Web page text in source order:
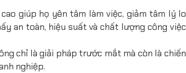
giúp họ yên tâm làm việc, giảm tâm lý lo
an toàn, hiệu suất và chất lượng công việc
chỉ là giải pháp trước mắt mà còn là chiến
nghiệp.